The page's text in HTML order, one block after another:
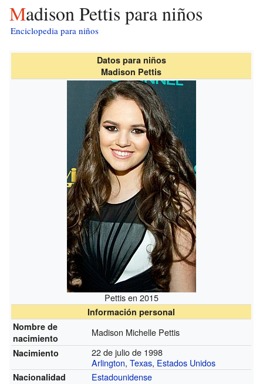
Madison Pettis para niños
Enciclopedia para niños
Datos para niños
Madison Pettis
Pettis en 2015
Información personal
Nombre de
nacimiento
Madison Michelle Pettis
Nacimiento
22 de julio de 1998
Arlington,Texas, Estados Unidos
Nacionalidad Estadounidense